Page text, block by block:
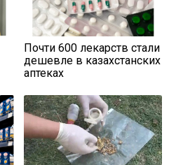
Почти 600 лекарств стали
дешевле в казахстанских
аптеках